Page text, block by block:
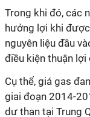
Trong khi đó, các
hưởng lợi khi
nguyên liệu đầu
điều kiện thuận lợi
Cụ thể, giá gas
giai đoạn 2014-
dư than tại Trung